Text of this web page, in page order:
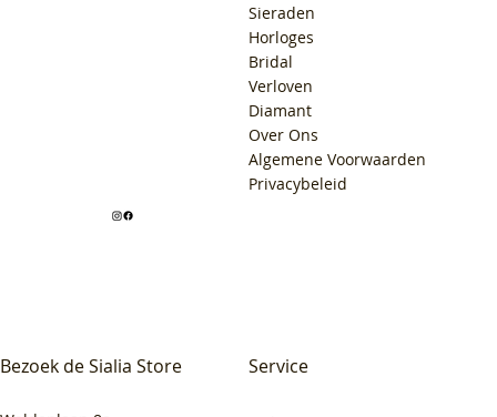
Bezoek de Sialia Store
Sieraden
Horloges
Bridal
Verloven
Diamant
Over Ons
Algemene Voorwaarden
Privacybeleid
Service